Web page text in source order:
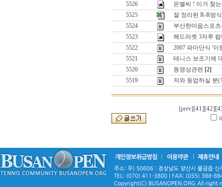
5526
은별씨 ! 이거 찾
5525
잘 정리된 R-R방
5524
부산한마음스포
5523
헤드라켓 3자루
5522
2007 파마단식 '
5521
테니스 보조기에
5520
동영상관련 [2]
5519
저와 동업하실 분
[prev] [41][42]